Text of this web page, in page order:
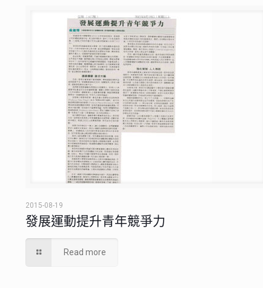
2015-08-19
發展運動提升青年競爭力
Read more